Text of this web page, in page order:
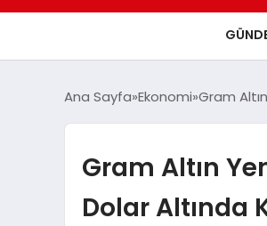
Ana Sayfa Ekonomi Gram
Gram Altın
Dolar Altında